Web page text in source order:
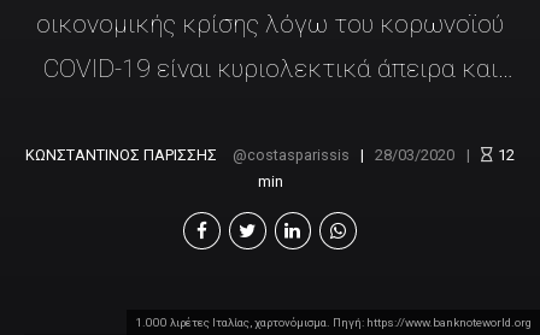
οικονομικής κρίσης λόγω του κορωνοϊού
COVID-19 είναι κυριολεκτικά άπειρα και
Αντιθέτως, τα πιθανά θετικά σενάρια είναι
αυτό εξετάζουμε το σενάριο για την
ΚΩΝΣΤΑΝΤΙΝΟΣ ΠΑΡΙΣΣΗΣ costasparissis 28/03/2020
12
min
1.000 λιρέτες Ιταλίας, χαρτονόμισμα. Πηγή: https://www.banknoteworld.org